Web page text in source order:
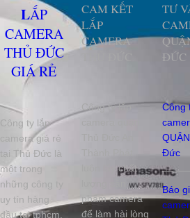
LẮP
CAMERA
THỦ ĐỨC
GIÁ RẺ
Công ty lắp
camera giá rẻ
tại Thủ Đức là
một trong
những công ty
uy tín hàng
đầu tại tphcm,
CAM KẾT
LẮP
CAMERA
Công ty lắp
luôn lấy chất
phẩm camera
để làm hài lòng
TƯ
ĐỨC
Công
Đức
Báo